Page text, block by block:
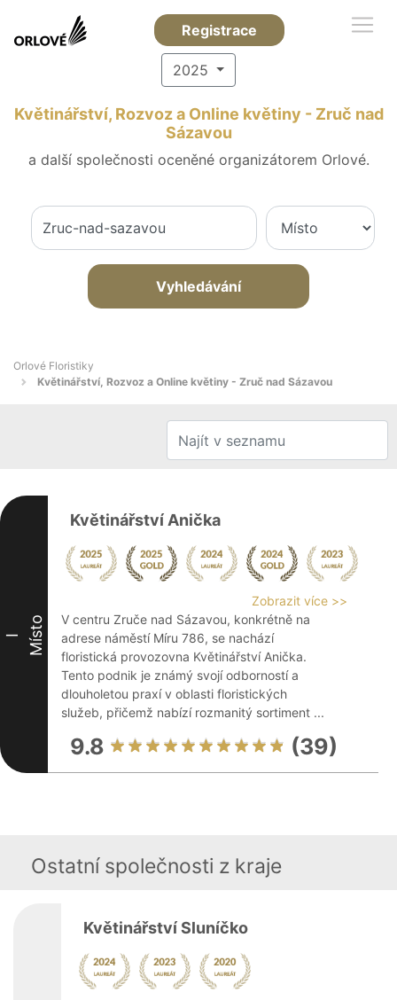
Registrace
2025
Květinářství, Rozvoz a Online květiny - Zruč nad
Sázavou
a další společnosti oceněné organizátorem Orlové.
Vyhledávání
Orlové Floristiky
Květinářství, Rozvoz a Online květiny - Zruč nad Sázavou
I Místo
Květinářství Anička
Zobrazit více >>
V centru Zruče nad Sázavou, konkrétně na
adrese náměstí Míru 786, se nachází
floristická provozovna Květinářství Anička.
Tento podnik je známý svojí odborností a
dlouholetou praxí v oblasti floristických
služeb, přičemž nabízí rozmanitý sortiment ...
9.8 (39)
Ostatní společnosti z kraje
Květinářství Sluníčko